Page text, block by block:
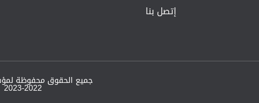
إتصل بنا
جميع الحقوق محفوظة
2023-2022